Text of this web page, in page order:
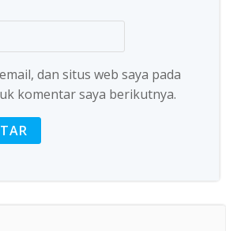
dan situs web saya pada
komentar saya berikutnya.